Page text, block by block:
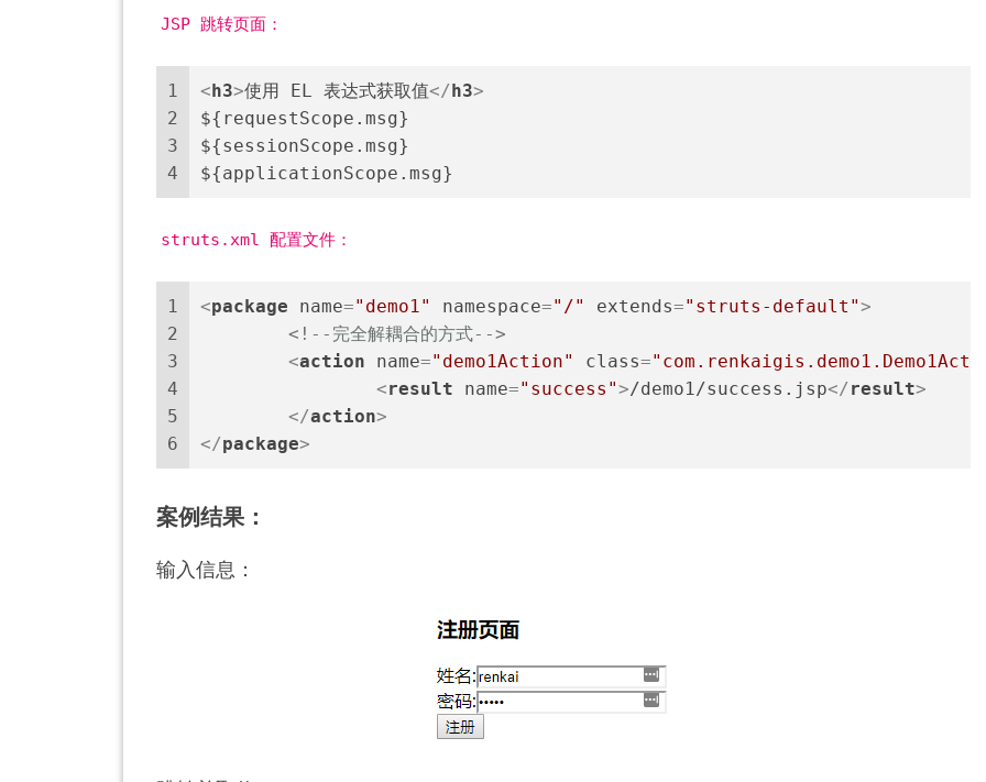
JSP 跳转页面：
1
2
3
4
< h3>使用 EL 表达式获取值</ h3>
${requestScope.msg}
${sessionScope.msg}
${applicationScope.msg}
struts.xml 配置文件：
1
2
3
4
5
6
<package name="demo1" namespace="/" extends="struts-default">
<!--完全解耦合的方式-->
<action name="demo1Action" class=
<result name="success">/demo1/success.jsp</result>
</action>
</package>
案例结果：
输入信息：